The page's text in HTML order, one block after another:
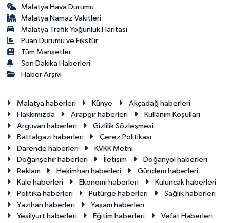
Malatya Hava Durumu
Malatya Namaz Vakitleri
Malatya Trafik Yoğunluk Haritası
Puan Durumu ve Fikstür
Tüm Manşetler
Son Dakika Haberleri
Haber Arşivi
Malatya haberleri Künye
Akçadağ haberleri
Hakkımızda
Arapgir haberleri
Kullanım Koşulları
Arguvan haberleri
Gizlilik Sözleşmesi
Battalgazi haberleri
Çerez Politikası
Darende haberleri
KVKK Metni
Doğanşehir haberleri
İletişim
Doğanyol haberleri
Reklam
Hekimhan haberleri
Gündem haberleri
Kale haberleri
Ekonomi haberleri
Kuluncak haberleri
Politika haberleri
Pütürge haberleri
Sağlık haberleri
Yazıhan haberleri
Yaşam haberleri
Yeşilyurt haberleri
Eğitim haberleri Vefat Haberleri